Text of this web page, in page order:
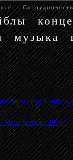
музыка
рока и металла
Meeting 2014"